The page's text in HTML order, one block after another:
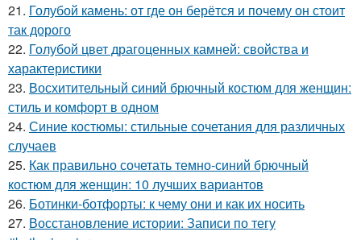
21. Голубой камень: от где он берётся и почему он стоит
так дорого
22. Голубой цвет драгоценных камней: свойства и
характеристики
23. Восхитительный синий брючный костюм для женщин:
стиль и комфорт в одном
24. Синие костюмы: стильные сочетания для различных
случаев
25. Как правильно сочетать темно-синий брючный
костюм для женщин: 10 лучших вариантов
26. Ботинки-ботфорты: к чему они и как их носить
27. Восстановление истории: Записи по тегу